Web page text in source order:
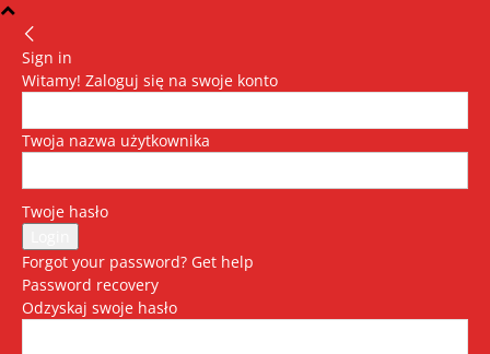
Sign in
Witamy! Zaloguj się na swoje konto
Twoja nazwa użytkownika
Twoje hasło
Forgot your password? Get help
Password recovery
Odzyskaj swoje hasło